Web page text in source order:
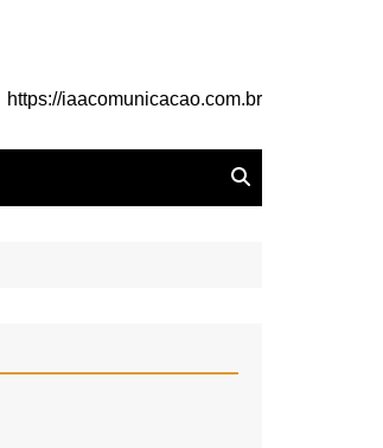
https://iaacomunicacao.com.br